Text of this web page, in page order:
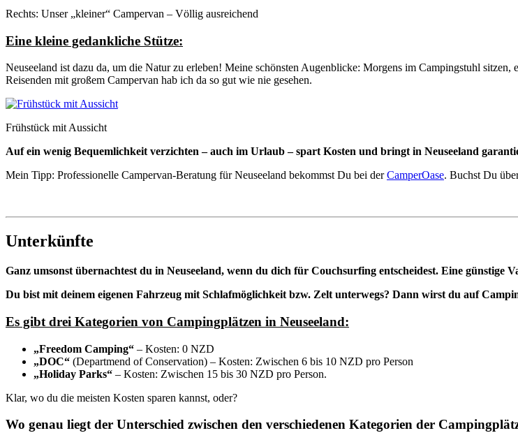
Rechts: Unser „kleiner“ Campervan – Völlig ausreichend
Eine kleine gedankliche Stütze:
Neuseeland ist dazu da, um die Natur zu erleben! Meine schönsten Augenblicke: Morgens im Campingstuhl
Reisenden mit großem Campervan hab ich da so gut wie nie gesehen.
Frühstück mit Aussicht
Auf ein wenig Bequemlichkeit verzichten – auch im Urlaub – spart Kosten und bringt in Neuseeland
Mein Tipp: Professionelle Campervan-Beratung für Neuseeland bekommst Du bei derCamperOase. Buchst Du
Unterkünfte
Ganz umsonst übernachtest du in Neuseeland, wenn du dich für Couchsurfing entscheidest. Eine günstige
Du bist mit deinem eigenen Fahrzeug mit Schlafmöglichkeit bzw. Zelt unterwegs? Dann wirst du auf
Es gibt drei Kategorien von Campingplätzen in Neuseeland:
„Freedom Camping“ – Kosten: 0 NZD
„DOC“ (Departmend of Conservation) – Kosten: Zwischen 6 bis 10 NZD pro Person
„Holiday Parks“ – Kosten: Zwischen 15 bis 30 NZD pro Person.
Klar, wo du die meisten Kosten sparen kannst, oder?
Wo genau liegt der Unterschied zwischen den verschiedenen Kategorien der